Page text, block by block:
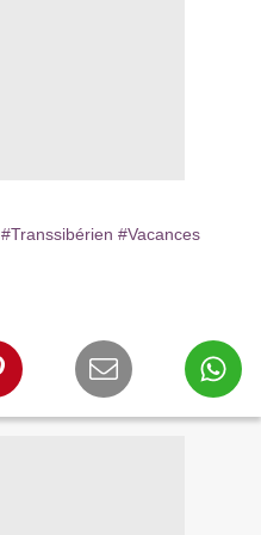
#Transsibérien #Vacances